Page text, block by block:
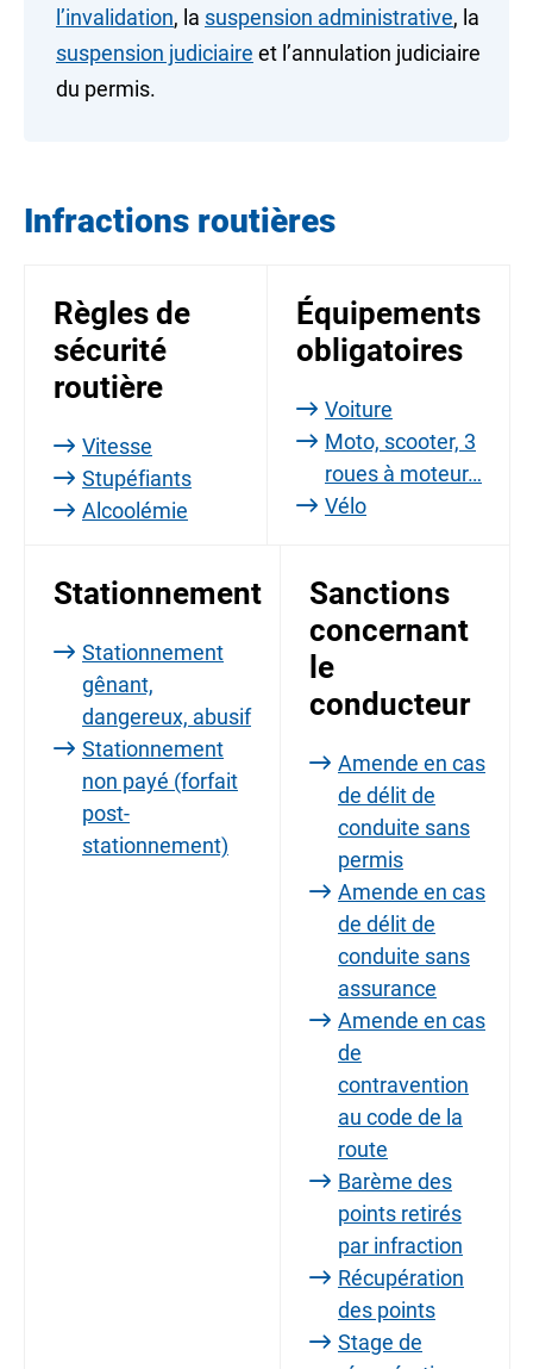
l’invalidation, la suspension administrative, la
suspension judiciaire et l’annulation judiciaire
du permis.
Infractions routières
Règles de
sécurité
routière
Vitesse
Stupéfiants
Alcoolémie
Équipements
obligatoires
Voiture
Moto, scooter, 3
roues à moteur…
Vélo
Stationnement
Stationnement
gênant,
dangereux, abusif
Stationnement
non payé (forfait
post-
stationnement)
Sanctions
concernant
le
conducteur
Amende en cas
de délit de
conduite sans
permis
Amende en cas
de délit de
conduite sans
assurance
Amende en cas
de
contravention
au code de la
route
Barème des
points retirés
par infraction
Récupération
des points
Stage de